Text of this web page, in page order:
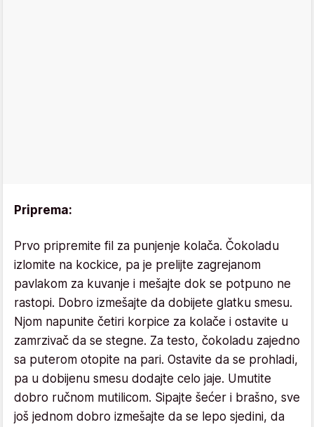
Priprema:
Prvo pripremite fil za punjenje kolača. Čokoladu
izlomite na kockice, pa je prelijte zagrejanom
pavlakom za kuvanje i mešajte dok se potpuno ne
rastopi. Dobro izmešajte da dobijete glatku smesu.
Njom napunite četiri korpice za kolače i ostavite u
zamrzivač da se stegne. Za testo, čokoladu zajedno
sa puterom otopite na pari. Ostavite da se prohladi,
pa u dobijenu smesu dodajte celo jaje. Umutite
dobro ručnom mutilicom. Sipajte šećer i brašno, sve
još jednom dobro izmešajte da se lepo sjedini, da